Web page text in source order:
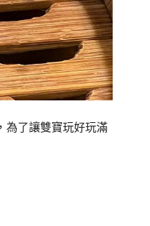
為了讓雙寶玩好玩滿